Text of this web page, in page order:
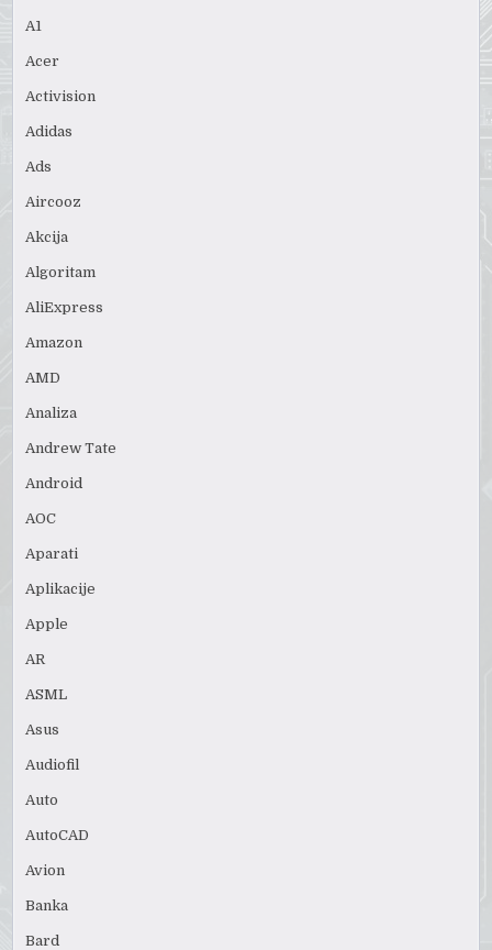
A1
Acer
Activision
Adidas
Ads
Aircooz
Akcija
Algoritam
AliExpress
Amazon
AMD
Analiza
Andrew Tate
Android
AOC
Aparati
Aplikacije
Apple
AR
ASML
Asus
Audiofil
Auto
AutoCAD
Avion
Banka
Bard